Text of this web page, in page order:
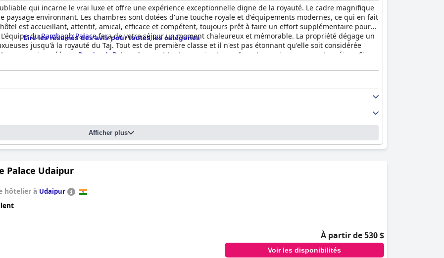
qui incarne le vrai luxe et offre une expérience exceptionnelle digne de la royauté. Le cadre magnifique
paysage environnant. Les chambres sont dotées d'une touche royale et d'équipements modernes, ce qui en fait
est accueillant, attentif, amical, efficace et compétent, toujours prêt à faire un effort supplémentaire pour
duRambagh Palacefera de votre séjour un moment chaleureux et mémorable. La propriété dégage un
jusqu'à la royauté du Taj. Tout est de première classe et il n'est pas étonnant qu'elle soit considérée
souvenirs créés au Rambagh Palace
dureront toute une vie et vous feront revenir pour un autre séjour. Si
ordre, l'hospitalité 7 étoiles de cet hôtel dépassera vos attentes.
Lire les résumés des avis pour toutes les catégories
Afficher plus
Palace Udaipur
hôtelier à Udaipur
À partir de 530 $
Voir les disponibilités